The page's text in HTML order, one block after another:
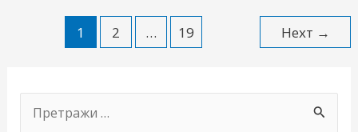
пагинатион
1 2 … 19 Неxт →